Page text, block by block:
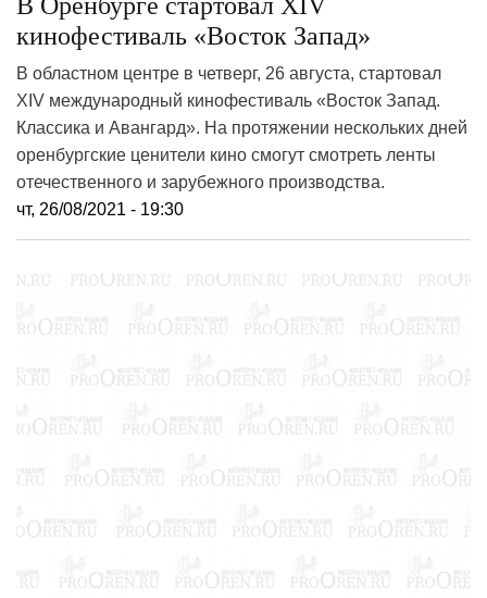
кинофестиваль «Восток Запад»
В областном центре в четверг, 26 августа, стартовал
XIV международный кинофестиваль «Восток Запад.
Классика и Авангард». На протяжении нескольких дней
оренбургские ценители кино смогут смотреть ленты
отечественного и зарубежного производства.
чт, 26/08/2021 - 19:30